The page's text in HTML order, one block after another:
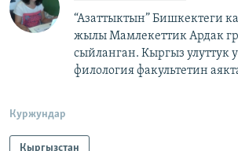
“Азаттыктын” Бишкектеги
жылы Мамлекеттик Ардак
сыйланган. Кыргыз улуттук
филология факультетин
Куржундар
Кыргызстан